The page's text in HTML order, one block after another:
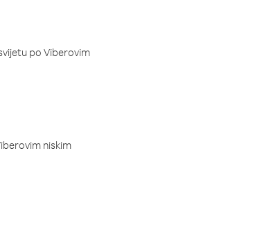
po Viberovim
niskim